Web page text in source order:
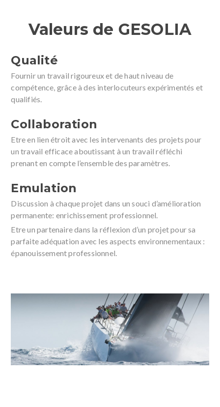
Valeurs de GESOLIA
Qualité
Fournir un travail rigoureux et de haut niveau de
compétence, grâce à des interlocuteurs expérimentés et
qualifiés.
Collaboration
Etre en lien étroit avec les intervenants des projets pour
un travail efficace aboutissant à un travail réfléchi
prenant en compte l’ensemble des paramètres.
Emulation
Discussion à chaque projet dans un souci d’amélioration
permanente: enrichissement professionnel.
Etre un partenaire dans la réflexion d’un projet pour sa
parfaite adéquation avec les aspects environnementaux :
épanouissement professionnel.